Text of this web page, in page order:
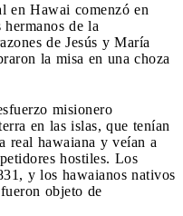
en Hawai comenzó en
de la
de Jesús y María
la misa en una choza
misionero
en las islas, que tenían
real hawaiana y veían a
hostiles. Los
y los hawaianos nativos
objeto de